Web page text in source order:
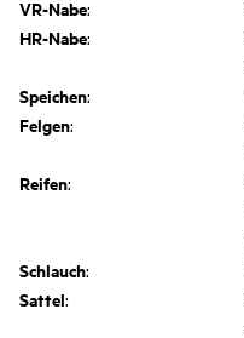
VR-Nabe:
HR-Nabe:
Speichen:
Felgen:
Reifen:
Schlauch:
Sattel: